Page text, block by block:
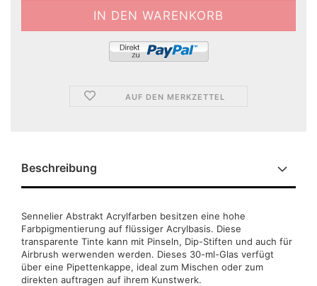
AUF DEN MERKZETTEL
Beschreibung
Sennelier Abstrakt Acrylfarben besitzen eine hohe
Farbpigmentierung auf flüssiger Acrylbasis. Diese
transparente Tinte kann mit Pinseln, Dip-Stiften und auch für
Airbrush werwenden werden. Dieses 30-ml-Glas verfügt
über eine Pipettenkappe, ideal zum Mischen oder zum
direkten auftragen auf ihrem Kunstwerk.